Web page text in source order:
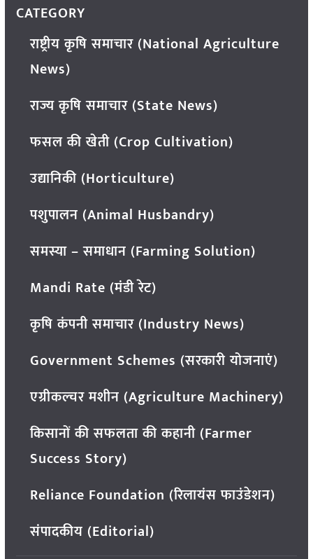
CATEGORY
राष्ट्रीय कृषि समाचार (National Agriculture
News)
राज्य कृषि समाचार (State News)
फसल की खेती (Crop Cultivation)
उद्यानिकी (Horticulture)
पशुपालन (Animal Husbandry)
समस्या – समाधान (Farming Solution)
Mandi Rate (मंडी रेट)
कृषि कंपनी समाचार (Industry News)
Government Schemes (सरकारी योजनाएं)
एग्रीकल्चर मशीन (Agriculture Machinery)
किसानों की सफलता की कहानी (Farmer
Success Story)
Reliance Foundation (रिलायंस फाउंडेशन)
संपादकीय (Editorial)